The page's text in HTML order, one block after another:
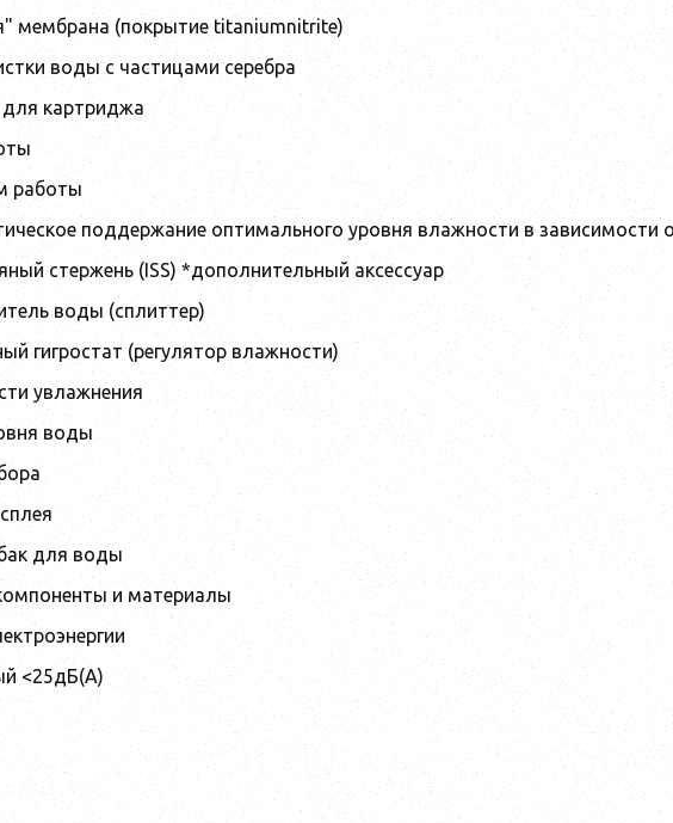
мембрана (покрытие titaniumnitrite)
воды с частицами серебра
для картриджа
работы
поддержание оптимального уровня влажности в зависимости
стержень (ISS) *дополнительный аксессуар
воды (сплиттер)
гигростат (регулятор влажности)
увлажнения
воды
для воды
и материалы
<25дБ(А)